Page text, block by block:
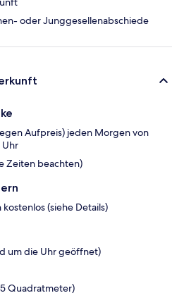
oder Junggesellenabschiede
Aufpreis) jeden Morgen von
Uhr
Zeiten beachten)
(siehe Details)
um die Uhr geöffnet)
Quadratmeter)